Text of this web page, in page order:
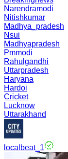
Narendramodi
Nitishkumar
Madhya_pradesh
Nsui
Madhyapradesh
Pmmodi
Rahulgandhi
Uttarpradesh
Haryana
Hardoi
Cricket
Lucknow
Uttarakhand
localbeat_1